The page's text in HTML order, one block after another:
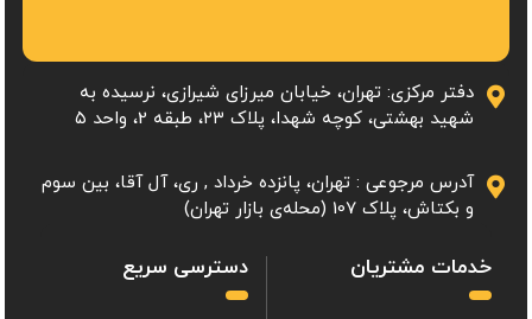
دفتر مرکزی: تهران، خیابان میرزای شیرازی، نرسیده به
شهید بهشتی، کوچه شهدا، پلاک ۲۳، طبقه 2، واحد ۵
آدرس مرجوعی : تهران، پانزده خرداد , ری، آل آقا، بین سوم
و بکتاش، پلاک 107 (محله‌ی بازار تهران)
خدمات مشتریان دسترسی سریع